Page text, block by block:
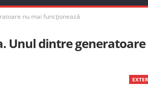
nu mai funcţionează
Unul dintre generatoare